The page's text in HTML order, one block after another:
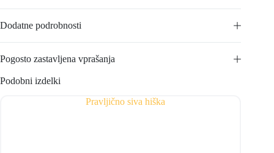
Dodatne podrobnosti
Pogosto zastavljena vprašanja
Podobni izdelki